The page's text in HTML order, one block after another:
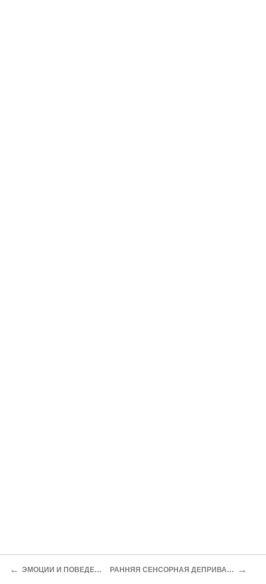
← ЭМОЦИИ И ПОВЕДЕНИЕ РАННЯЯ СЕНСОРНАЯ ДЕПРИВАЦИЯ →